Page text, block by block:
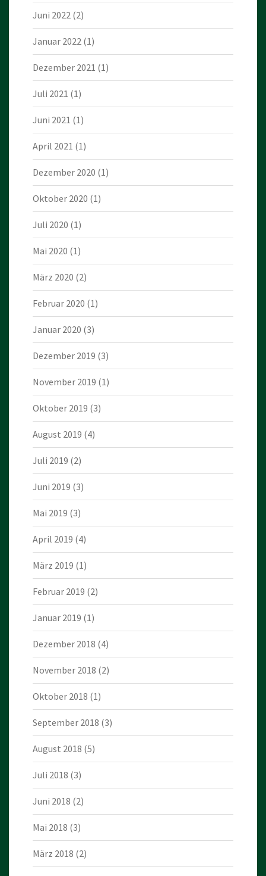
Juni 2022 (2)
Januar 2022 (1)
Dezember 2021 (1)
Juli 2021 (1)
Juni 2021 (1)
April 2021 (1)
Dezember 2020 (1)
Oktober 2020 (1)
Juli 2020 (1)
Mai 2020 (1)
März 2020 (2)
Februar 2020 (1)
Januar 2020 (3)
Dezember 2019 (3)
November 2019 (1)
Oktober 2019 (3)
August 2019 (4)
Juli 2019 (2)
Juni 2019 (3)
Mai 2019 (3)
April 2019 (4)
März 2019 (1)
Februar 2019 (2)
Januar 2019 (1)
Dezember 2018 (4)
November 2018 (2)
Oktober 2018 (1)
September 2018 (3)
August 2018 (5)
Juli 2018 (3)
Juni 2018 (2)
Mai 2018 (3)
März 2018 (2)